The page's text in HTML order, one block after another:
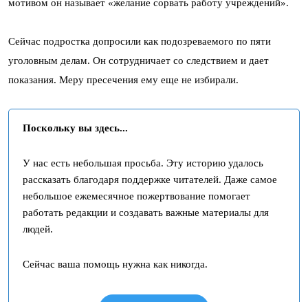
мотивом он называет «желание сорвать работу учреждений».
Сейчас подростка допросили как подозреваемого по пяти
уголовным делам. Он сотрудничает со следствием и дает
показания. Меру пресечения ему еще не избирали.
Поскольку вы здесь...
У нас есть небольшая просьба. Эту историю удалось
рассказать благодаря поддержке читателей. Даже самое
небольшое ежемесячное пожертвование помогает
работать редакции и создавать важные материалы для
людей.
Сейчас ваша помощь нужна как никогда.